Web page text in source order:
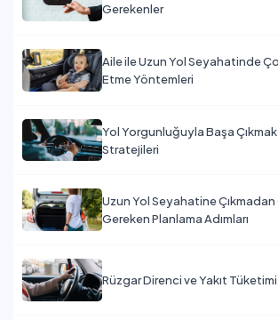
Gerekenler
Aile ile Uzun Yol Seyahatinde
Etme Yöntemleri
Yol Yorgunluğuyla Başa
Stratejileri
Uzun Yol Seyahatine Çıkmadan
Gereken Planlama Adımları
Rüzgar Direnci ve Yakıt